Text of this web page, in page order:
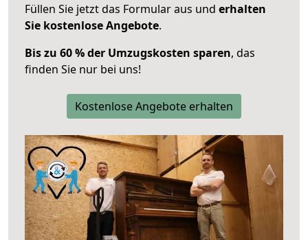
Füllen Sie jetzt das Formular aus und erhalten
Sie kostenlose Angebote.
Bis zu 60 % der Umzugskosten sparen, das
finden Sie nur bei uns!
Kostenlose Angebote erhalten